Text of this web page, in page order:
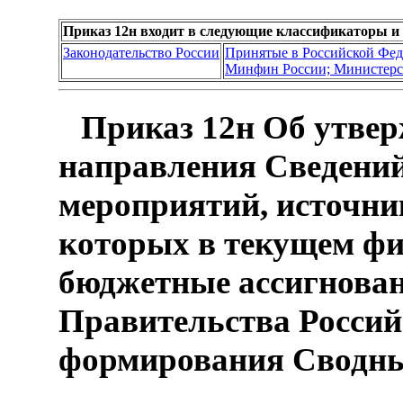
Приказ 12н входит в следующие классификаторы и
Законодательство России Принятые в Российской
Минфин России;
Приказ 12н Об
направления
мероприятий,
которых в текущем
бюджетные
Правительства
формирования